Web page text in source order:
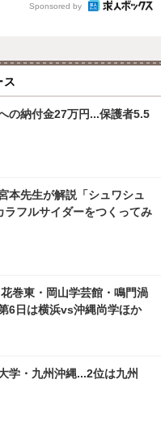
Sponsored by
ス
の納付金27万円...保護者5.5
本先生が解説「シュワシュ
ラフルサイダーをつくってみ
巻東・岡山学芸館・鳴門渦
6日は横浜vs沖縄尚学ほか
学・九州沖縄...2位は九州